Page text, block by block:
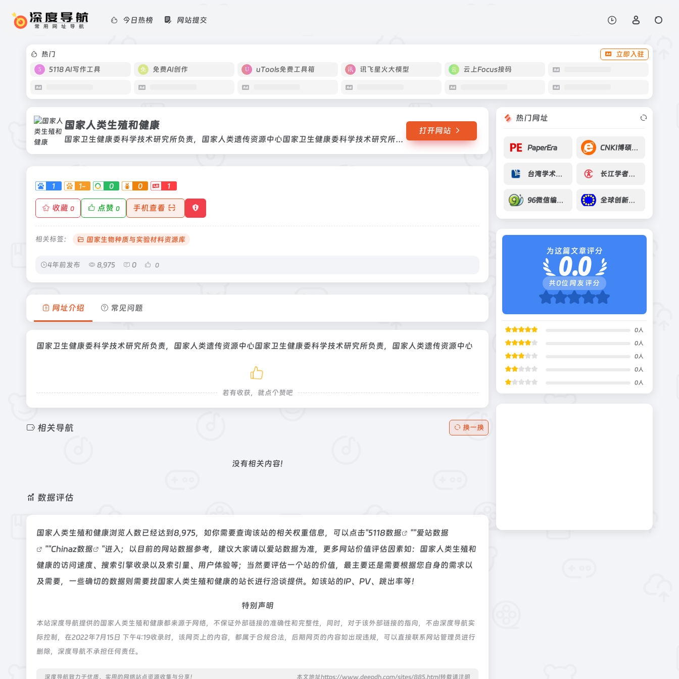
今日热榜 网站提交
热门
立即入驻
5118 AI写作工具
免费AI创作 uTools免费工具箱 讯飞星火大模型 云上Focus接码
国家人类生殖和健康
国家卫生健康委科学技术研究所负责，国家人类遗传资源中心国家卫生健康委科学技术研究所负责，国家人类遗传资源中心
打开网站
1 1- 0 0 1
收藏 0 点赞 0 手机查看
相关标签： 国家生物种质与实验材料资源库
4年前发布 8,975 0 0
网址介绍 常见问题
国家卫生健康委科学技术研究所负责，国家人类遗传资源中心国家卫生健康委科学技术研究所负责，国家人类遗传资源中心
若有收获，就点个赞吧
相关导航 换一换
没有相关内容!
数据评估
国家人类生殖和健康浏览人数已经达到8,975，如你需要查询该站的相关权重信息，可以点击"5118数据 ""爱站数据
""Chinaz数据
"进入；以目前的网站数据参考，建议大家请以爱站数据为准，更多网站价值评估因素如：国家人类生殖和
健康的访问速度、搜索引擎收录以及索引量、用户体验等；当然要评估一个站的价值，最主要还是需要根据您自身的需求以
及需要，一些确切的数据则需要找国家人类生殖和健康的站长进行洽谈提供。如该站的IP、PV、跳出率等！
特别声明
本站深度导航提供的国家人类生殖和健康都来源于网络，不保证外部链接的准确性和完整性，同时，对于该外部链接的指向，不由深度导航实
际控制，在2022年7月15日 下午4:19收录时，该网页上的内容，都属于合规合法，后期网页的内容如出现违规，可以直接联系网站管理员进行
删除，深度导航不承担任何责任。
深度导航致力于优质、实用的网络站点资源收集与分享！ 本文地址https://www.deepdh.com/sites/885.html转载请注明
热门网址
PaperEra CNKI博硕士学位论文
台湾学术文献数据库 长江学者奖励计划
96微信编辑器 全球创新指数
为这篇文章评分
0.0
共0位网友评分
0人
0人
0人
0人
0人